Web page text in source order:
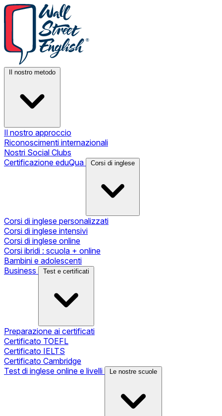
Il nostro metodo
Il nostro approccio
Riconoscimenti internazionali
Nostri Social Clubs
Certificazione eduQua
Corsi di inglese
Corsi di inglese personalizzati
Corsi di inglese intensivi
Corsi di inglese online
Corsi ibridi : scuola + online
Bambini e adolescenti
Business
Test e certificati
Preparazione ai certificati
Certificato TOEFL
Certificato IELTS
Certificato Cambridge
Test di inglese online e livelli
Le nostre scuole